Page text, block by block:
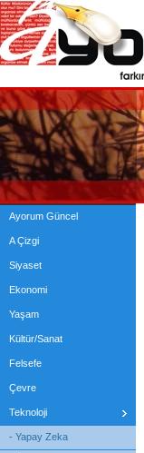
Ayorum Güncel
A Çizgi
Siyaset
Ekonomi
Yaşam
Kültür/Sanat
Felsefe
Çevre
Teknoloji
- Yapay Zeka